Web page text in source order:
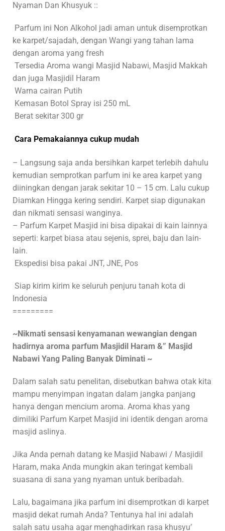
Nyaman Dan Khusyuk ::
Parfum ini Non Alkohol jadi aman untuk disemprotkan
ke karpet/sajadah, dengan Wangi yang tahan lama
dengan aroma yang fresh
Tersedia Aroma wangi Masjid Nabawi, Masjid Makkah
dan juga Masjidil Haram
Warna cairan Putih
Kemasan Botol Spray isi 250 mL
Berat sekitar 300 gr
Cara Pemakaiannya cukup mudah
– Langsung saja anda bersihkan karpet terlebih dahulu
kemudian semprotkan parfum ini ke area karpet yang
diiningkan dengan jarak sekitar 10 – 15 cm. Lalu cukup
Diamkan Hingga kering sendiri. Karpet siap digunakan
dan nikmati sensasi wanginya.
– Parfum Karpet Masjid ini bisa dipakai di kain lainnya
seperti: karpet biasa atau sejenis, sprei, baju dan lain-
lain.
Ekspedisi bisa pakai JNT, JNE, Pos
Siap kirim kirim ke seluruh penjuru tanah kota di
Indonesia
=========
~Nikmati sensasi kenyamanan wewangian dengan
hadirnya aroma parfum Masjidil Haram &” Masjid
Nabawi Yang Paling Banyak Diminati ~
Dalam salah satu penelitan, disebutkan bahwa otak kita
mampu menyimpan ingatan dalam jangka panjang
hanya dengan mencium aroma. Aroma khas yang
dimiliki Parfum Karpet Masjid ini identik dengan aroma
masjid aslinya.
Jika Anda pernah datang ke Masjid Nabawi / Masjidil
Haram, maka Anda mungkin akan teringat kembali
suasana di sana yang nyaman untuk beribadah.
Lalu, bagaimana jika parfum ini disemprotkan di karpet
masjid dekat rumah Anda? Tentunya hal ini adalah
salah satu usaha agar menghadirkan rasa khusyu’